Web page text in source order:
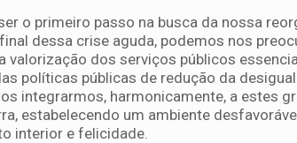
o primeiro passo na busca da nossa
dessa crise aguda, podemos nos
valorização dos serviços públicos
políticas públicas de redução da
integrarmos, harmonicamente, a estes
estabelecendo um ambiente
interior e felicidade.